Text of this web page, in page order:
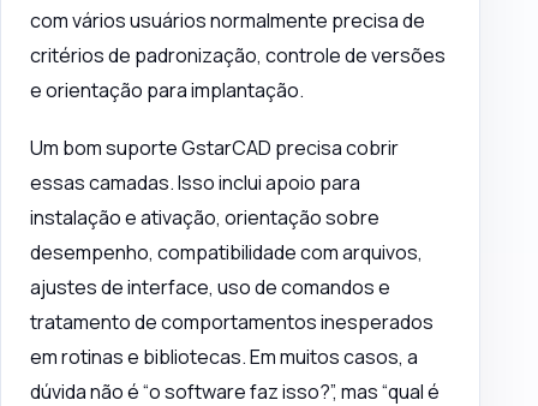
com vários usuários normalmente precisa de
critérios de padronização, controle de versões
e orientação para implantação.
Um bom suporte GstarCAD precisa cobrir
essas camadas. Isso inclui apoio para
instalação e ativação, orientação sobre
desempenho, compatibilidade com arquivos,
ajustes de interface, uso de comandos e
tratamento de comportamentos inesperados
em rotinas e bibliotecas. Em muitos casos, a
dúvida não é “o software faz isso?”, mas “qual é